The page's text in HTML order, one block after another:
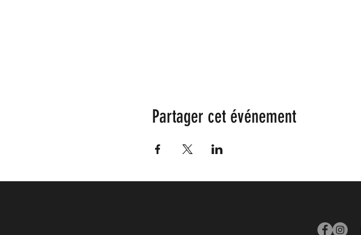
Partager cet événement